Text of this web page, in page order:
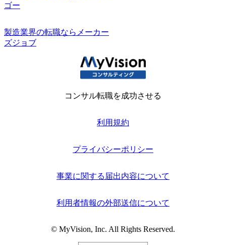
ゴー
製造業界の転職ならメーカー
ズジョブ
コンサル転職を成功させる
利用規約
プライバシーポリシー
事業に関する届出内容について
利用者情報の外部送信について
© MyVision, Inc. All Rights Reserved.